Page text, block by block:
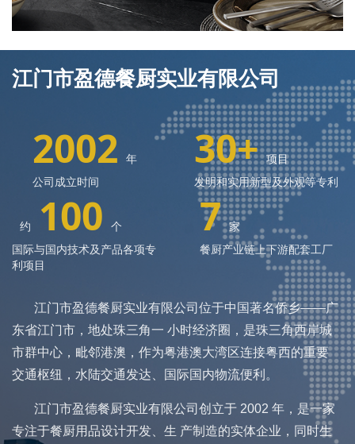
江门市盈德餐厨实业有限公司
2002 年
公司成立时间
30+ 项目
发明和实用新型及外观等专利
约 100 个
国际与国内技术及产品各项专
利项目
7 家
餐厨产业链上下游配套工厂
江门市盈德餐厨实业有限公司位于中国著名侨乡——广
东省江门市，地处珠三角一 小时经济圈，是珠三角西岸城
市群中心，毗邻港澳，作为粤港澳大湾区连接粤西的重要
交通枢纽，水陆交通发达、国际国内物流便利。
江门市盈德餐厨实业有限公司创立于 2002 年，是一家
专注于餐厨用品设计开发、生 产制造的实体企业，同时生